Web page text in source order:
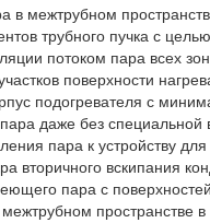
в межтрубном
трубного пучка с
потоком пара всех
поверхности
подогревателя с
даже без
пара к устройству
вторичного вскипания
пара с
пространстве